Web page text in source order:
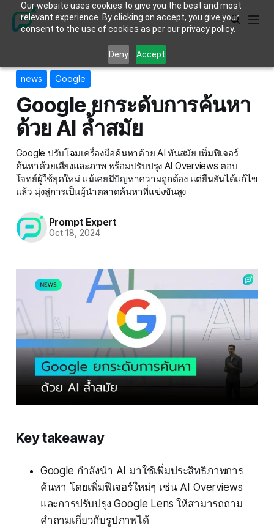
Our website uses cookies to give you the best and most
relevant experience. By clicking on accept, you give your
consent to the use of cookies as per our privacy policy.
Deny Accept
news Google
Google ยกระดับการค้นหา
ด้วย AI ล้ำสมัย
Google ปรับโฉมเครื่องมือค้นหาด้วย AI ทันสมัย เพิ่มฟีเจอร์
ค้นหาด้วยเสียงและภาพ พร้อมปรับปรุง AI Overviews ตอบ
โจทย์ผู้ใช้ยุคใหม่ แม้เคยมีปัญหาความถูกต้อง แต่ยืนยันได้แก้ไข
แล้ว มุ่งสู่การเป็นผู้นำตลาดค้นหาที่แข่งขันสูง
Prompt Expert
Oct 18, 2024
Key takeaway
Google กำลังนำ AI มาใช้เพิ่มประสิทธิภาพการ
ค้นหา โดยเพิ่มฟีเจอร์ใหม่ๆ เช่น AI Overviews
และการปรับปรุง Google Lens ให้สามารถถาม
คำถามเกี่ยวกับรูปภาพได้